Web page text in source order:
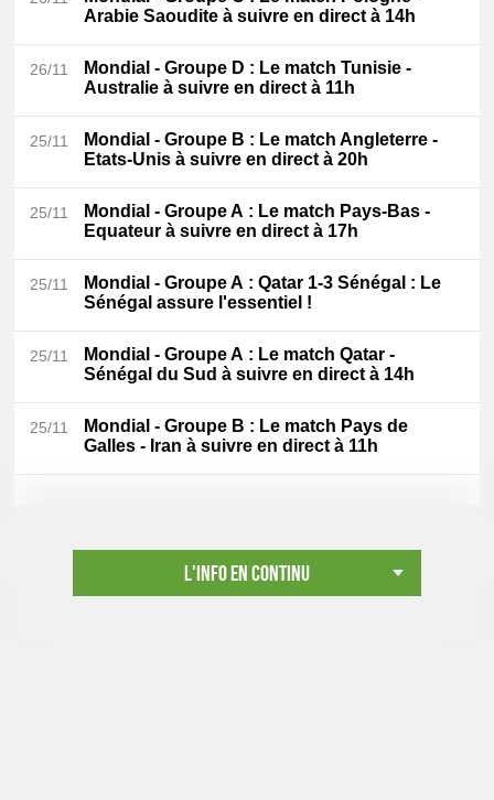
Arabie Saoudite à suivre en direct à 14h
26/11 Mondial - Groupe D : Le match Tunisie -
Australie à suivre en direct à 11h
25/11 Mondial - Groupe B : Le match Angleterre -
Etats-Unis à suivre en direct à 20h
25/11 Mondial - Groupe A : Le match Pays-Bas -
Equateur à suivre en direct à 17h
25/11 Mondial - Groupe A : Qatar 1-3 Sénégal : Le
Sénégal assure l'essentiel !
25/11 Mondial - Groupe A : Le match Qatar -
Sénégal du Sud à suivre en direct à 14h
25/11 Mondial - Groupe B : Le match Pays de
Galles - Iran à suivre en direct à 11h
L'info en continu